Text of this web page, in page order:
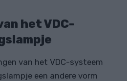
het VDC-
van het VDC-systeem
een andere vorm